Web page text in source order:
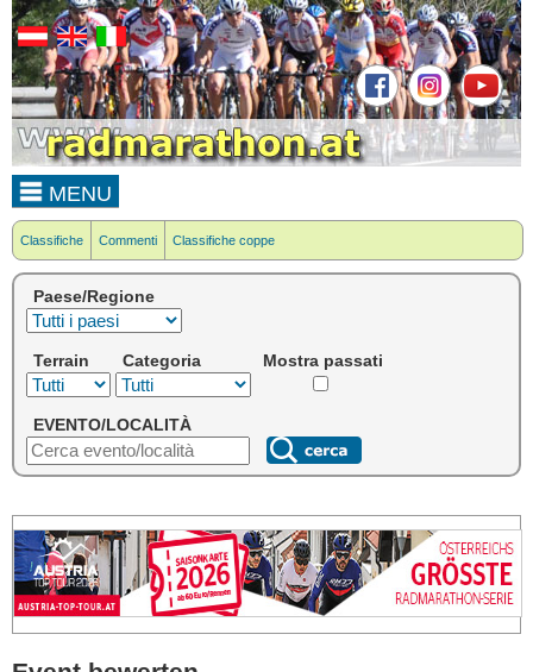
MENU
Classifiche Commenti Classifiche coppe
Paese/Regione
Terrain Categoria Mostra passati
EVENTO/LOCALITÀ